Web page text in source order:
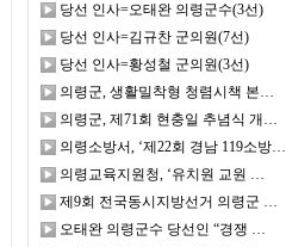
당선 인사=오태완 의령군수(3선)
당선 인사=김규찬 군의원(7선)
당선 인사=황성철 군의원(3선)
의령군, 생활밀착형 청렴시책 본…
의령군, 제71회 현충일 추념식 개…
의령소방서, ‘제22회 경남 119소방…
의령교육지원청, ‘유치원 교원 …
제9회 전국동시지방선거 의령군 …
오태완 의령군수 당선인 “경쟁 …